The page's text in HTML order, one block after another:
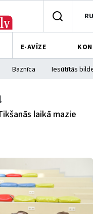
E-AVĪZE
Baznīca Iesūtītās
laikā mazie